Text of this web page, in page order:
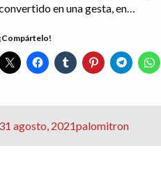
en una gesta, en…
¡Compártelo!
Publicado
31 agosto, 2021palomitron